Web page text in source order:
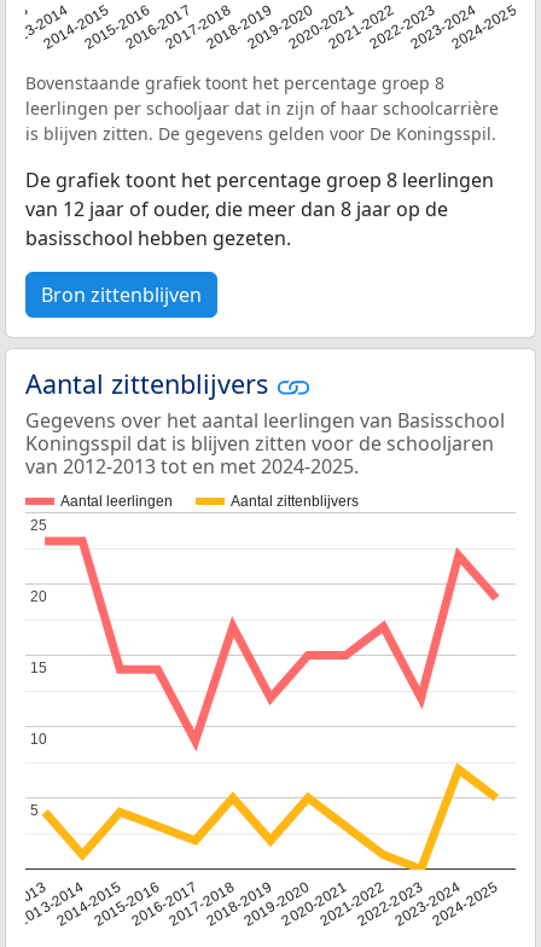
2013-20142014-20152015-20162016-20172017-20182018-20192019-20202020-20212021-20222022-20232023-20242024-2025
Bovenstaande grafiek toont het percentage groep 8
leerlingen per schooljaar dat in zijn of haar schoolcarrière
is blijven zitten. De gegevens gelden voor De Koningsspil.
De grafiek toont het percentage groep 8 leerlingen
van 12 jaar of ouder, die meer dan 8 jaar op de
basisschool hebben gezeten.
Bron zittenblijven
Aantal zittenblijvers
Gegevens over het aantal leerlingen van Basisschool
Koningsspil dat is blijven zitten voor de schooljaren
van 2012-2013 tot en met 2024-2025.
Aantal leerlingen Aantal zittenblijvers
2013
2013-2014
2014-20152015-20162016-20172017-20182018-20192019-20202020-20212021-20222022-20232023-20242024-2025
5
5
10
10
15
15
20
20
25
25